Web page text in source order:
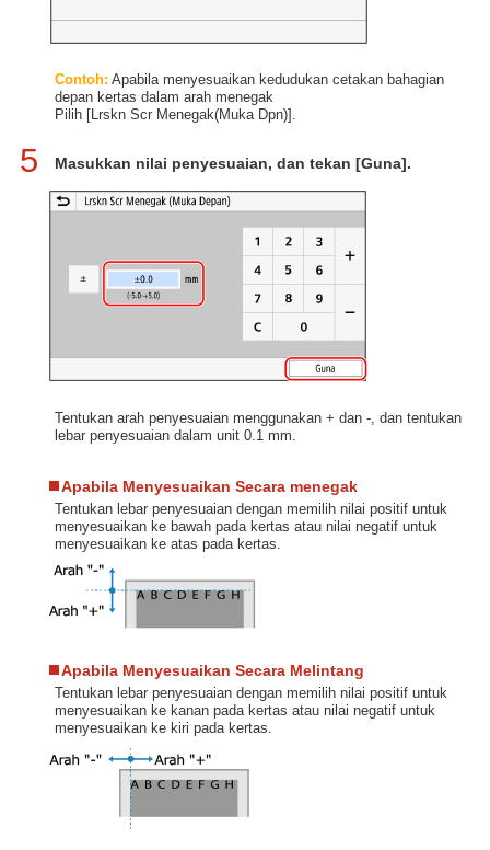
Contoh: Apabila menyesuaikan kedudukan cetakan bahagian
depan kertas dalam arah menegak
Pilih [Lrskn Scr Menegak(Muka Dpn)].
5 Masukkan nilai penyesuaian, dan tekan [Guna].
Tentukan arah penyesuaian menggunakan + dan -, dan tentukan
lebar penyesuaian dalam unit 0.1 mm.
Apabila Menyesuaikan Secara menegak
Tentukan lebar penyesuaian dengan memilih nilai positif untuk
menyesuaikan ke bawah pada kertas atau nilai negatif untuk
menyesuaikan ke atas pada kertas.
Apabila Menyesuaikan Secara Melintang
Tentukan lebar penyesuaian dengan memilih nilai positif untuk
menyesuaikan ke kanan pada kertas atau nilai negatif untuk
menyesuaikan ke kiri pada kertas.